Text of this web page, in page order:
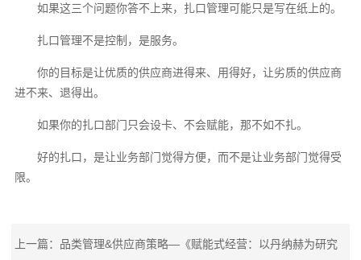
如果这三个问题你答不上来，扎口管理可能只是写在纸上的。
扎口管理不是控制，是服务。
你的目标是让优质的供应商进得来、用得好，让劣质的供应商
进不来、退得出。
如果你的扎口部门只会设卡、不会赋能，那不如不扎。
好的扎口，是让业务部门觉得方便，而不是让业务部门觉得受
限。
上一篇：品类管理&供应商策略—《赋能式经营：以丹纳赫为研究